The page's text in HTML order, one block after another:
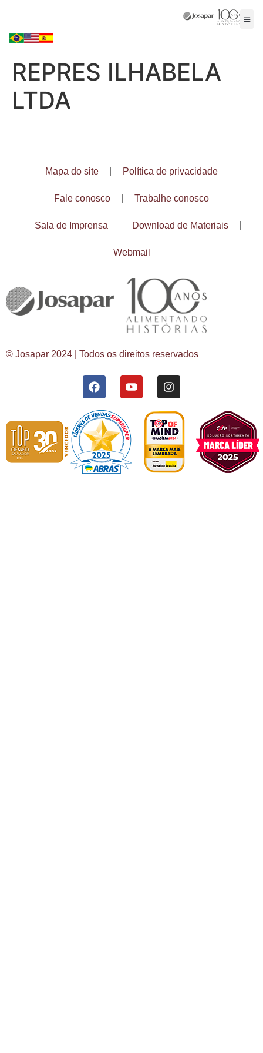
REPRES ILHABELA
LTDA
Mapa do site Política de privacidade
Fale conosco Trabalhe conosco
Sala de Imprensa Download de Materiais
Webmail
© Josapar 2024 | Todos os direitos reservados